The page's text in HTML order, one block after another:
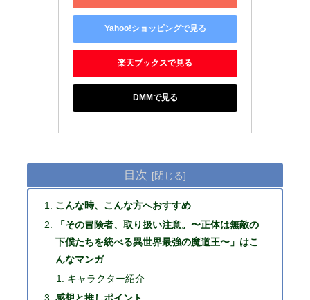
Yahoo!ショッピングで見る
楽天ブックスで見る
DMMで見る
目次
こんな時、こんな方へおすすめ
「その冒険者、取り扱い注意。〜正体は無敵の
下僕たちを統べる異世界最強の魔道王〜」はこ
んなマンガ
キャラクター紹介
感想と推しポイント